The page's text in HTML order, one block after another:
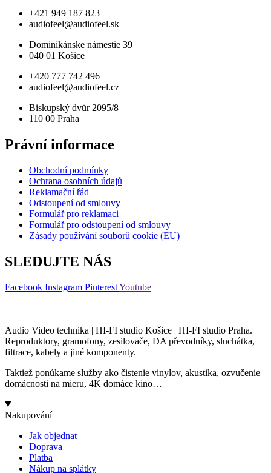
+421 949 187 823
audiofeel@audiofeel.sk
Dominikánske námestie 39
040 01 Košice
+420 777 742 496
audiofeel@audiofeel.cz
Biskupský dvůr 2095/8
110 00 Praha
Právní informace
Obchodní podmínky
Ochrana osobních údajů
Reklamační řád
Odstoupení od smlouvy
Formulář pro reklamaci
Formulář pro odstoupení od smlouvy
Zásady používání souborů cookie (EU)
SLEDUJTE NÁS
Facebook Instagram PinterestYoutube
Audio Video technika | HI-FI studio Košice | HI-FI studio Praha.
Reproduktory, gramofony, zesilovače, DA převodníky, sluchátka,
filtrace, kabely a jiné komponenty.
Taktiež ponúkame služby ako čistenie vinylov, akustika, ozvučenie
domácnosti na mieru, 4K domáce kino…
Nakupování
Jak objednat
Doprava
Platba
Nákup na splátky